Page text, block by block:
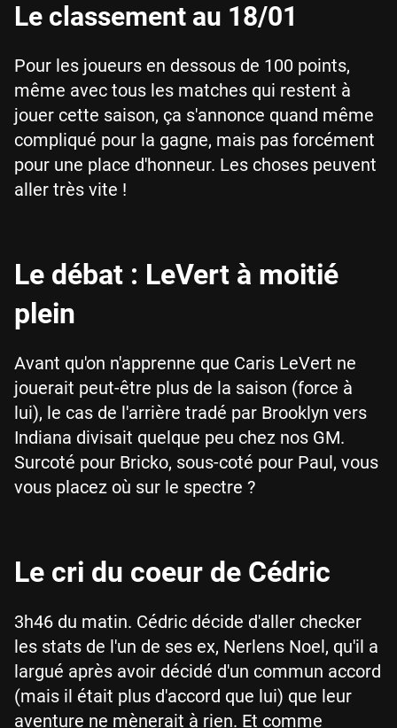
Le classement au 18/01
Pour les joueurs en dessous de 100 points,
même avec tous les matches qui restent à
jouer cette saison, ça s'annonce quand même
compliqué pour la gagne, mais pas forcément
pour une place d'honneur. Les choses peuvent
aller très vite !
Le débat : LeVert à moitié
plein
Avant qu'on n'apprenne que Caris LeVert ne
jouerait peut-être plus de la saison (force à
lui), le cas de l'arrière tradé par Brooklyn vers
Indiana divisait quelque peu chez nos GM.
Surcoté pour Bricko, sous-coté pour Paul, vous
vous placez où sur le spectre ?
Le cri du coeur de Cédric
3h46 du matin. Cédric décide d'aller checker
les stats de l'un de ses ex, Nerlens Noel, qu'il a
largué après avoir décidé d'un commun accord
(mais il était plus d'accord que lui) que leur
aventure ne mènerait à rien. Et comme